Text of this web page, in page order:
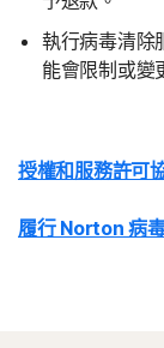
執行病毒清除
能會限制或變
授權和服務許可
履行 Norton 病